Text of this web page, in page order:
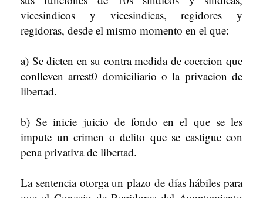
vicesindicos y vicesindicas, regidores y
regidoras, desde el mismo momento en el que:
a) Se dicten en su contra medida de coercion que
conlleven arrest0 domiciliario o la privacion de
libertad.
b) Se inicie juicio de fondo en el que se les
impute un crimen o delito que se castigue con
pena privativa de libertad.
La sentencia otorga un plazo de días hábiles para